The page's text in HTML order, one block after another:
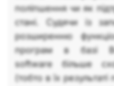
поліпшення чи як
стані. Судячи із
розширенню
програм в базі
software більше
(тобто в їх